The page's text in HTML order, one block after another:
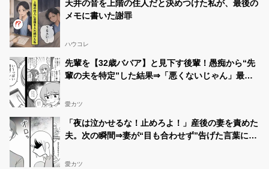
天井の音を上階の住人だと決めつけた私が、最後の
メモに書いた謝罪
ハウコレ
先輩を【32歳ババア】と見下す後輩！愚痴から“先
輩の夫を特定”した結果⇒「悪くないじゃん」最悪
愛カツ
「夜は泣かせるな！止めろよ！」産後の妻を責めた
夫。次の瞬間⇒妻が“目も合わせず”告げた言葉に…
愛カツ